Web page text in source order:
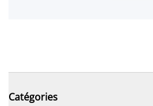
Catégories